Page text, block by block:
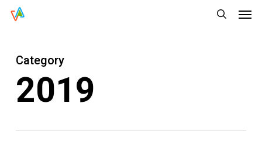
Skip
contentCategory
2019
Menu